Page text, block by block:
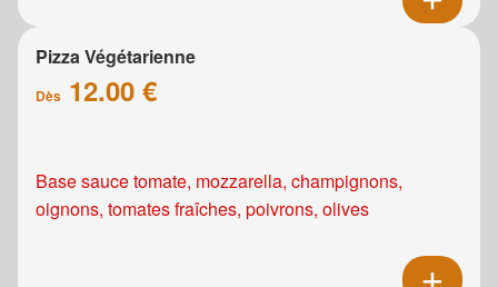
Pizza Végétarienne
Dès 12.00 €
Base sauce tomate, mozzarella, champignons,
oignons, tomates fraîches, poivrons, olives